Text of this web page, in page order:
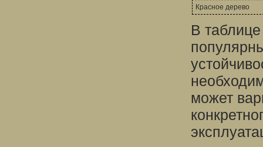
Красное дерево
В
может